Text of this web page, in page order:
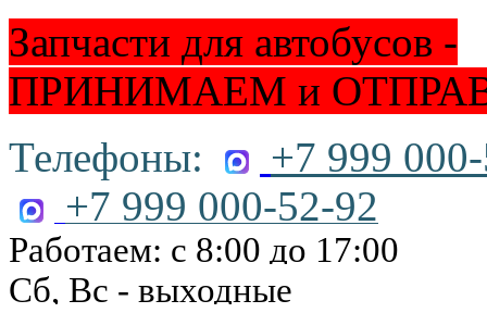
Запчасти для автобусов -
ПРИНИМАЕМ и
Телефоны:
+7 999
+7 999 000-52-92
Работаем: с 8:00 до 17:00
Сб, Вс - выходные